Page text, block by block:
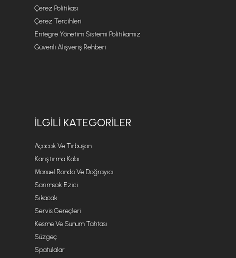
Çerez Politikası
Çerez Tercihleri
Entegre Yönetim Sistemi Politikamız
Güvenli Alışveriş Rehberi
İLGILI KATEGORILER
Açacak Ve Tirbuşon
Karıştırma Kabı
Manuel Rondo Ve Doğrayıcı
Sarımsak Ezici
Sıkacak
Servis Gereçleri
Kesme Ve Sunum Tahtası
Süzgeç
Spatulalar